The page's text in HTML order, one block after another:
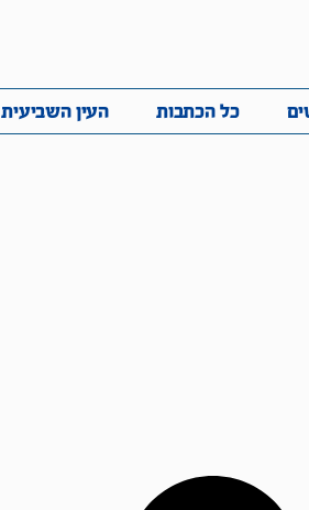
כל הכתבות העין השביעית
כל הכתבות העין השביעית